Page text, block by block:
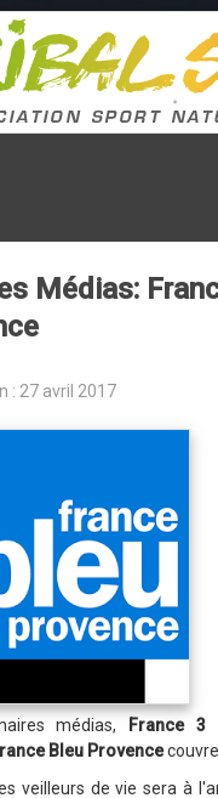
Médias:
: 27 avril 2017
médias,
France 3
Bleu Provence
veilleurs de vie sera à